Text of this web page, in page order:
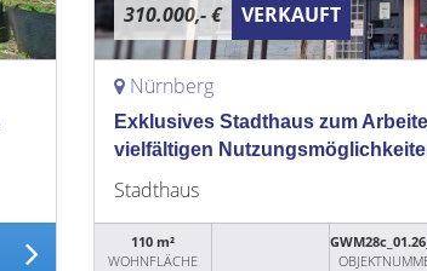
310.000,- € VERKAUFT
Nürnberg
Exklusives Stadthaus zum
vielfältigen
Stadthaus
110 m²
WOHNFLÄCHE